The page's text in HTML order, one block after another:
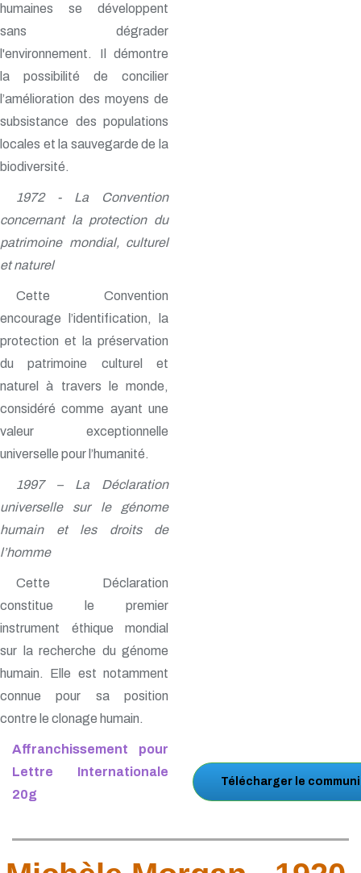
humaines se développent
sans dégrader
l'environnement. Il démontre
la possibilité de concilier
l’amélioration des moyens de
subsistance des populations
locales et la sauvegarde de la
biodiversité.
1972 - La Convention
concernant la protection du
patrimoine mondial, culturel
et naturel
Cette Convention
encourage l’identification, la
protection et la préservation
du patrimoine culturel et
naturel à travers le monde,
considéré comme ayant une
valeur exceptionnelle
universelle pour l’humanité.
1997 – La Déclaration
universelle sur le génome
humain et les droits de
l’homme
Cette Déclaration
constitue le premier
instrument éthique mondial
sur la recherche du génome
humain. Elle est notamment
connue pour sa position
contre le clonage humain.
Affranchissement pour
Lettre Internationale
20g
Télécharger le